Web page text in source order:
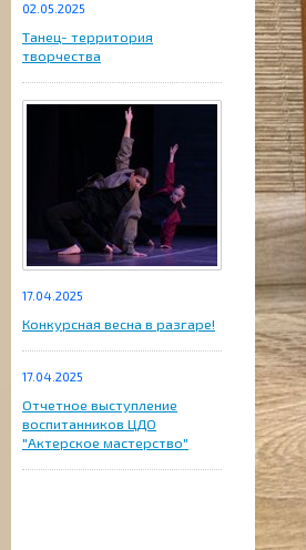
02.05.2025
Танец- территория
творчества
17.04.2025
Конкурсная весна в разгаре!
17.04.2025
Отчетное выступление
воспитанников ЦДО
"Актерское мастерство"